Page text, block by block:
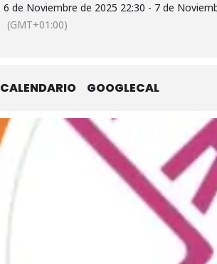
6 de Noviembre de 2025 22:30 - 7 de
(GMT+01:00)
CALENDARIO GOOGLECAL